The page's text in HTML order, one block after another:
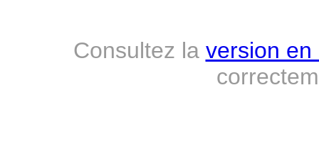
Consultez la version en